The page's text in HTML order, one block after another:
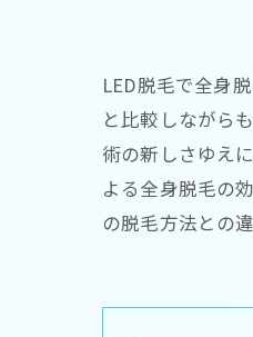
LED脱毛で全身
と比較しながら
術の新しさゆえ
よる全身脱毛の
の脱毛方法との